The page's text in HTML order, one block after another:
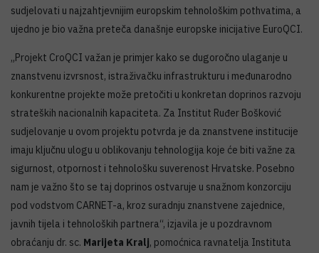
sudjelovati u najzahtjevnijim europskim tehnološkim pothvatima, a
ujedno je bio važna preteča današnje europske inicijative EuroQCI.
„Projekt CroQCI važan je primjer kako se dugoročno ulaganje u
znanstvenu izvrsnost, istraživačku infrastrukturu i međunarodno
konkurentne projekte može pretočiti u konkretan doprinos razvoju
strateških nacionalnih kapaciteta. Za Institut Ruđer Bošković
sudjelovanje u ovom projektu potvrda je da znanstvene institucije
imaju ključnu ulogu u oblikovanju tehnologija koje će biti važne za
sigurnost, otpornost i tehnološku suverenost Hrvatske. Posebno
nam je važno što se taj doprinos ostvaruje u snažnom konzorciju
pod vodstvom CARNET-a, kroz suradnju znanstvene zajednice,
javnih tijela i tehnoloških partnera“, izjavila je u pozdravnom
obraćanju dr. sc. Marijeta Kralj, pomoćnica ravnatelja Instituta